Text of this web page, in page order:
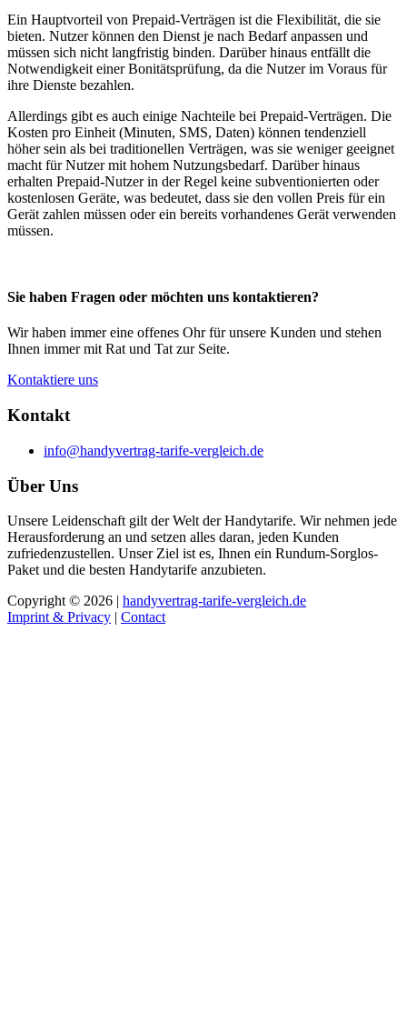
Ein Hauptvorteil von Prepaid-Verträgen ist die Flexibilität, die sie
bieten. Nutzer können den Dienst je nach Bedarf anpassen und
müssen sich nicht langfristig binden. Darüber hinaus entfällt die
Notwendigkeit einer Bonitätsprüfung, da die Nutzer im Voraus für
ihre Dienste bezahlen.
Allerdings gibt es auch einige Nachteile bei Prepaid-Verträgen. Die
Kosten pro Einheit (Minuten, SMS, Daten) können tendenziell
höher sein als bei traditionellen Verträgen, was sie weniger geeignet
macht für Nutzer mit hohem Nutzungsbedarf. Darüber hinaus
erhalten Prepaid-Nutzer in der Regel keine subventionierten oder
kostenlosen Geräte, was bedeutet, dass sie den vollen Preis für ein
Gerät zahlen müssen oder ein bereits vorhandenes Gerät verwenden
müssen.
Sie haben Fragen oder möchten uns kontaktieren?
Wir haben immer eine offenes Ohr für unsere Kunden und stehen
Ihnen immer mit Rat und Tat zur Seite.
Kontaktiere uns
Kontakt
info@handyvertrag-tarife-vergleich.de
Über Uns
Unsere Leidenschaft gilt der Welt der Handytarife. Wir nehmen jede
Herausforderung an und setzen alles daran, jeden Kunden
zufriedenzustellen. Unser Ziel ist es, Ihnen ein Rundum-Sorglos-
Paket und die besten Handytarife anzubieten.
Copyright © 2026 | handyvertrag-tarife-vergleich.de
Imprint & Privacy | Contact